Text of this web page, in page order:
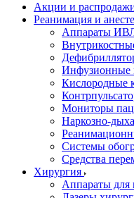
Акции и
Реанимация и
Аппараты
Инфузионные
Кислородные
Мониторы
Наркозно-
Системы
Средства
Хирургия
Аппараты для